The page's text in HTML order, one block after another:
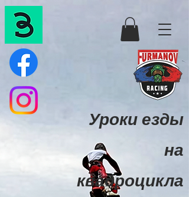
Уроки езды
на
квадроцикла